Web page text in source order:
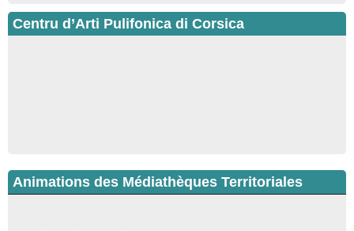
Centru d’Arti Pulifonica di Corsica
Animations des Médiathèques Territoriales